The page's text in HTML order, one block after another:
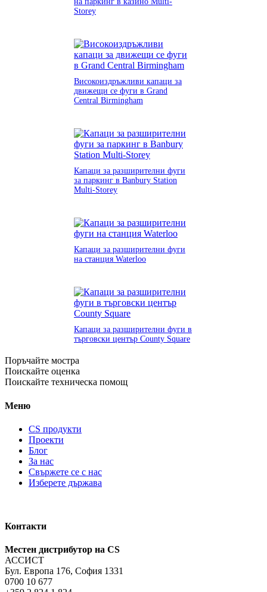
Storey
Високоиздръжливи капаци за
движещи се фуги в Grand
Central Birmingham
Капаци за разширителни фуги
за паркинг в Banbury Station
Multi-Storey
Капаци за разширителни фуги
на станция Waterloo
Капаци за разширителни фуги в
търговски център County Square
Поръчайте мостра
Поискайте оценка
Поискайте техническа помощ
Меню
CS продукти
Проекти
Блог
За нас
Свържете се с нас
Изберете държава
Контакти
Местен дистрибутор на CS
АССИСТ
Бул. Европа 176, София 1331
0700 10 677